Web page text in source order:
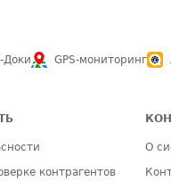
Доки GPS-мониторинг
контрагентов
О